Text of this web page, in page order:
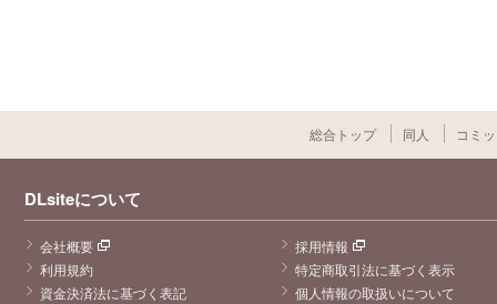
総合トップ 同人 コミ
DLsiteについて
会社概要
採用情報
利用規約
特定商取引法に基づく表示
資金決済法に基づく表記
個人情報の取扱いについて